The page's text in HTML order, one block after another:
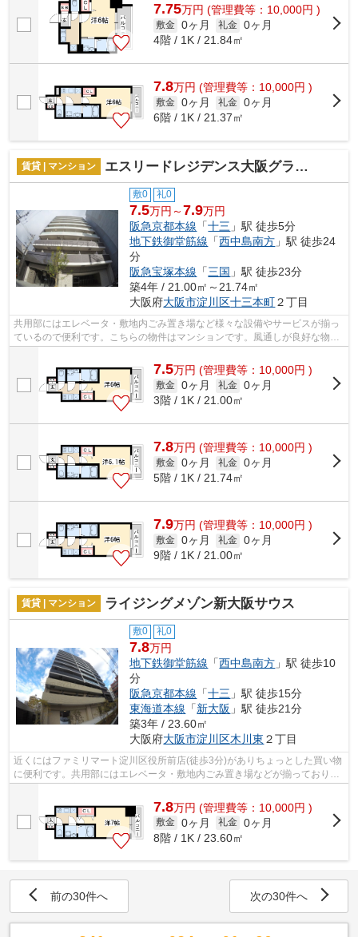
7.75万円 (管理費等：10,000円 )
敷金 0ヶ月 礼金 0ヶ月
4階 / 1K / 21.84㎡
7.8万円 (管理費等：10,000円 )
敷金 0ヶ月 礼金 0ヶ月
6階 / 1K / 21.37㎡
賃貸 | マンション エスリードレジデンス大阪グランノース1
敷0 礼0
7.5万円～7.9万円
阪急京都本線 「十三 」駅 徒歩5分
地下鉄御堂筋線 「西中島南方 」駅 徒歩24
分
阪急宝塚本線 「三国 」駅 徒歩23分
築4年 / 21.00㎡～21.74㎡
大阪府大阪市淀川区十三本町２丁目
共用部にはエレベータ・敷地内ごみ置き場など様々な設備やサービスが揃っ
ているので便利です。こちらの物件はマンションです。風通しが良好な物件
です。付近に駅が2駅あり、行き先に応...
7.5万円 (管理費等：10,000円 )
敷金 0ヶ月 礼金 0ヶ月
3階 / 1K / 21.00㎡
7.8万円 (管理費等：10,000円 )
敷金 0ヶ月 礼金 0ヶ月
5階 / 1K / 21.74㎡
7.9万円 (管理費等：10,000円 )
敷金 0ヶ月 礼金 0ヶ月
9階 / 1K / 21.00㎡
賃貸 | マンション ライジングメゾン新大阪サウス
敷0 礼0
7.8万円
地下鉄御堂筋線 「西中島南方 」駅 徒歩10
分
阪急京都本線 「十三 」駅 徒歩15分
東海道本線 「新大阪 」駅 徒歩21分
築3年 / 23.60㎡
大阪府大阪市淀川区木川東 ２丁目
近くにはファミリマート淀川区役所前店(徒歩3分)がありちょっとした買い物
に便利です。共用部にはエレベータ・敷地内ごみ置き場などが揃っておりま
7.8万円 (管理費等：10,000円 )
敷金 0ヶ月 礼金 0ヶ月
8階 / 1K / 23.60㎡
前の30件へ 次の30件へ